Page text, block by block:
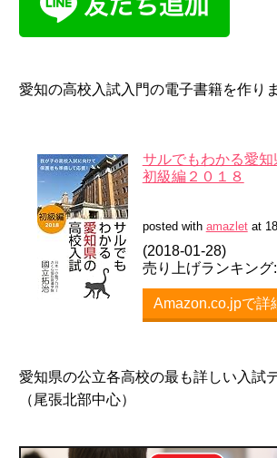
愛知の高校入試入門の電子書籍を作り
サルでもわかる愛
初級編２０１８
posted with amazletat
(2018-01-28)
売り上げランキング
Amazon.co.jpで詳
愛知県の公立各高校の最も詳しい入試
（尾張北部中心）